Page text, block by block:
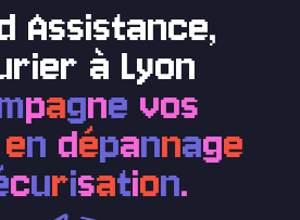
Assistance,
à Lyon
pagne vos
en dépannage
curisation.